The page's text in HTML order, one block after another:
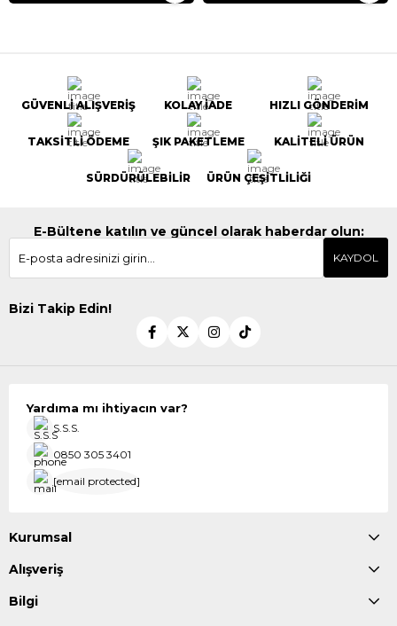
GÜVENLİ ALIŞVERİŞ KOLAY İADE HIZLI GÖNDERİM
TAKSİTLİ ÖDEME ŞIK PAKETLEME KALİTELİ ÜRÜN
SÜRDÜRÜLEBİLİR ÜRÜN ÇEŞİTLİLİĞİ
E-Bültene katılın ve güncel olarak haberdar olun:
KAYDOL
Bizi Takip Edin!
Yardıma mı ihtiyacın var?
S.S.S.
0850 305 3401
[email protected]
Kurumsal
Alışveriş
Bilgi